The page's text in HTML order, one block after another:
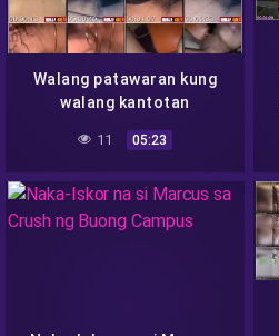
Walang patawaran kung
walang kantotan
11 05:23